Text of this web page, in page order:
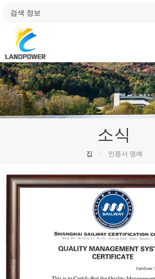
소식
집 / 인증서 명예